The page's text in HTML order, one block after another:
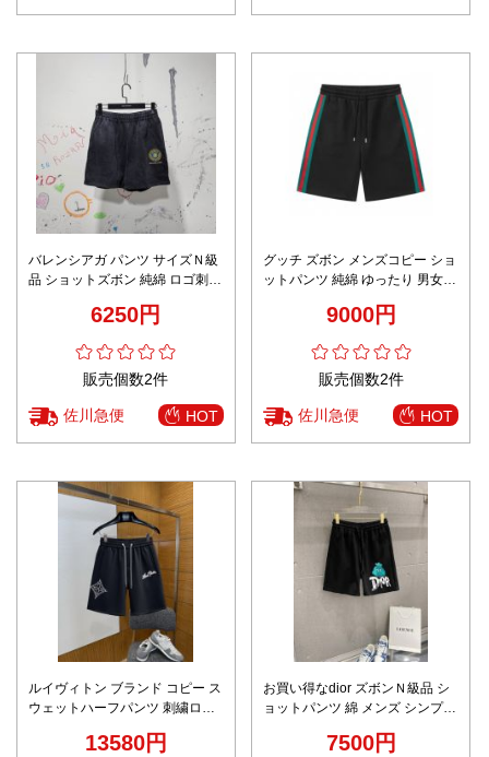
バレンシアガ パンツ サイズＮ級
品 ショットズボン 純綿 ロゴ刺繍
6250円
販売個数2件
佐川急便 HOT
グッチ ズボン メンズコピー ショ
ットパンツ 純綿 ゆったり 男女兼
9000円
販売個数2件
佐川急便 HOT
ルイヴィトン ブランド コピー ス
ウェットハーフパンツ 刺繍ロゴ
13580円
お買い得なdior ズボンＮ級品 シ
ョットパンツ 綿 メンズ シンプル
7500円